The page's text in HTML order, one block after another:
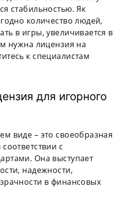
стабильностью. Як
количество людей,
в игры, увеличивается в
нужна лицензия на
к специалистам
для игорного
виде – это своеобразная
с
Она выступает
надежности,
в финансовых